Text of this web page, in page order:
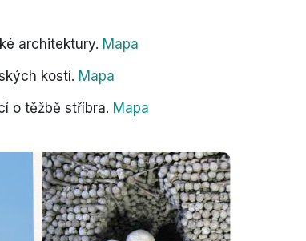
architektury. Mapa
kostí. Mapa
o těžbě stříbra. Mapa